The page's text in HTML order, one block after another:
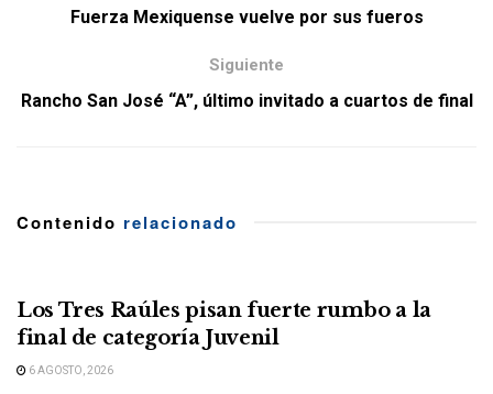
Fuerza Mexiquense vuelve por sus fueros
Siguiente
Rancho San José “A”, último invitado a cuartos de final
Contenido relacionado
Los Tres Raúles pisan fuerte rumbo a la
final de categoría Juvenil
6 AGOSTO, 2026